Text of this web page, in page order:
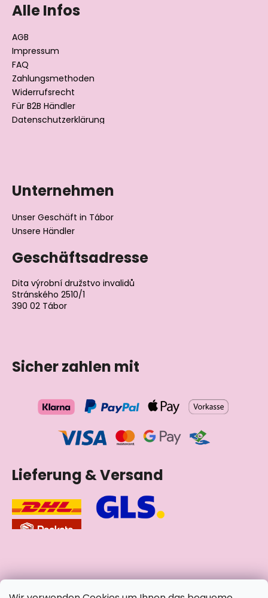
Alle Infos
AGB
Impressum
FAQ
Zahlungsmethoden
Widerrufsrecht
Für B2B Händler
Datenschutzerklärung
Unternehmen
Unser Geschäft in Tábor
Unsere Händler
Geschäftsadresse
Dita výrobní družstvo invalidů
Stránského 2510/1
390 02 Tábor
Sicher zahlen mit
Lieferung & Versand